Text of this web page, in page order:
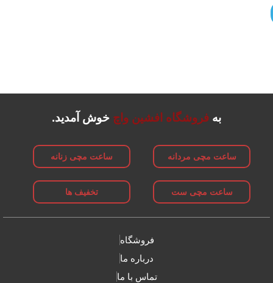
به فروشگاه افشین واچ خوش آمدید.
ساعت مچی مردانه ساعت مچی زنانه
ساعت مچی ست تخفیف ها
فروشگاه
درباره ما
تماس با ما